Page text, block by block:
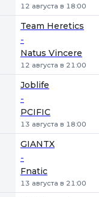
12 августа в 18:00
Team Heretics
-
Natus Vincere
12 августа в 21:00
Joblife
-
PCIFIC
13 августа в 18:00
GIANTX
-
Fnatic
13 августа в 21:00